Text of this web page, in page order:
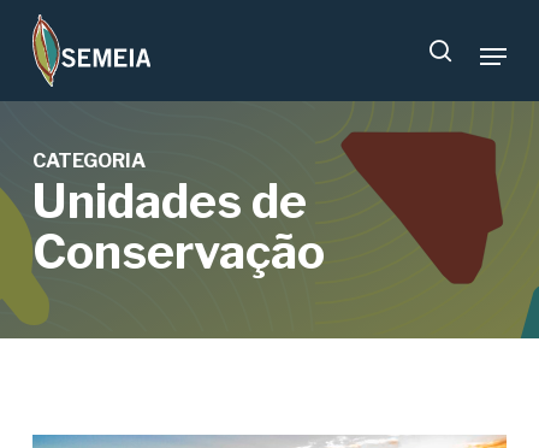
Skip
main
content
Menu
CATEGORIA
Unidades de
Conservação